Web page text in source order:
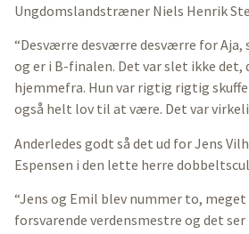
Ungdomslandstræner Niels Henrik
“Desværre desværre desværre for Aja,
og er i B-finalen. Det var slet ikke det,
hjemmefra. Hun var rigtig rigtig
også helt lov til at være. Det var
Anderledes godt så det ud for Jens
Espensen i den lette herre
“Jens og Emil blev nummer to,
forsvarende verdensmestre og det